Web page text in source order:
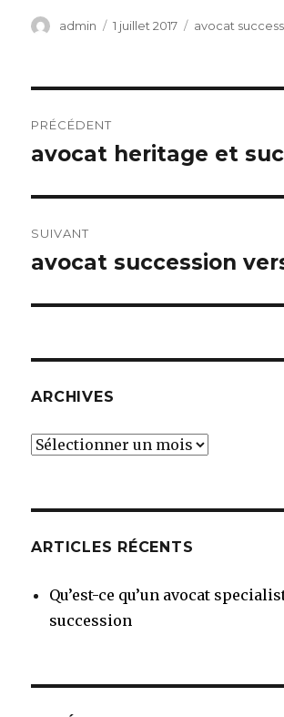
Auteur
admin
Publié
1 juillet 2017 Catégories
avocat
de
PRÉCÉDENT
Article
avocat heritage et
SUIVANT
Article
avocat succession
ARCHIVES
Archives
ARTICLES RÉCENTS
Qu’est-ce qu’un avocat
succession